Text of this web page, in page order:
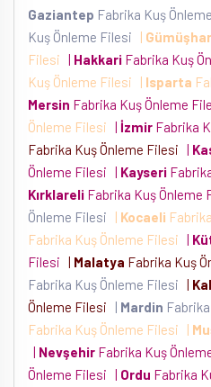
Gaziantep Fabrika Kuş
Kuş Önleme Filesi
|
Filesi | Hakkari Fabrika Kuş
Kuş Önleme Filesi
| Isparta
Mersin Fabrika Kuş Önleme
Önleme Filesi | İzmir Fabrika
Fabrika Kuş Önleme Filesi |
Önleme Filesi | Kayseri
Kırklareli Fabrika Kuş Önleme
Önleme Filesi
| Kocaeli
Fabrika Kuş Önleme Filesi |
Filesi | Malatya Fabrika Kuş
Fabrika Kuş Önleme Filesi |
Önleme Filesi
| Mardin
Fabrika Kuş Önleme Filesi
|
| Nevşehir Fabrika Kuş
Önleme Filesi | Ordu Fabrika